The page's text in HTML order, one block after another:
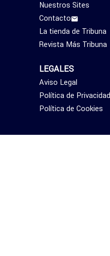
Nuestros Sites
Contacto
La tienda de Tribuna
Revista Más Tribuna
LEGALES
Aviso Legal
Política de Privacidad
Política de Cookies